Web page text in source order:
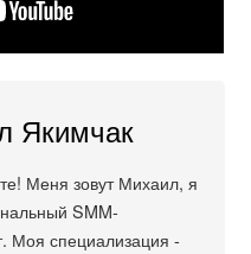
Якимчак
Меня зовут Михаил, я
SMM-
Моя специализация -